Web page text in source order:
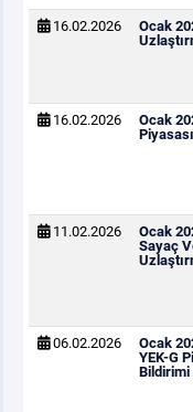
16.02.2026
Ocak
16.02.2026
Ocak
11.02.2026
Ocak
Sayaç
06.02.2026
Ocak
YEK-G
Bildirimi